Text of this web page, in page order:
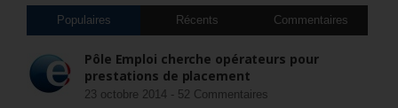
Populaires Récents Commentaires
Pôle Emploi cherche opérateurs pour
prestations de placement
23 octobre 2014 - 52 Commentaires